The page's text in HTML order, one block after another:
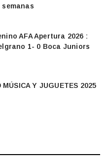
semanas
AFA Apertura 2026 :
1- 0 Boca Juniors
MÚSICA Y JUGUETES 2025